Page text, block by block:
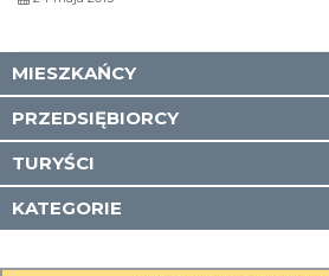
MIESZKAŃCY
PRZEDSIĘBIORCY
TURYŚCI
KATEGORIE